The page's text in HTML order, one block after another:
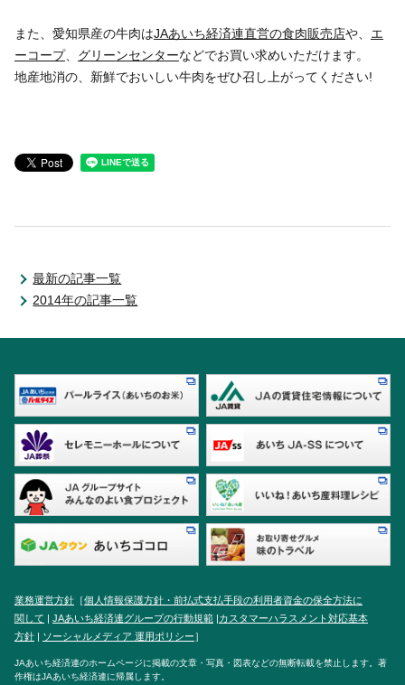
また、愛知県産の牛肉はJAあいち経済連直営の食肉販売店や、 エ
ーコープ、 グリーンセンターなどでお買い求めいただけます。
地産地消の、新鮮でおいしい牛肉をぜひ召し上がってください!
最新の記事一覧
2014年の記事一覧
業務運営方針 ［個人情報保護方針・前払式支払手段の利用者資金の保全方法に
関して
JAあいち経済連グループの行動規範 カスタマーハラスメント対応基本
方針
ソーシャルメディア 運用ポリシー］
JAあいち経済連のホームページに掲載の文章・写真・図表などの無断転載を禁止します。著
作権はJAあいち経済連に帰属します。